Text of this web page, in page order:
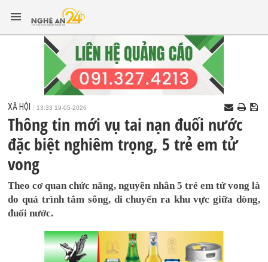
XÃ HỘI 13:33 19-05-2026
Thông tin mới vụ tai nạn đuối nước
đặc biệt nghiêm trọng, 5 trẻ em tử
vong
Theo cơ quan chức năng, nguyên nhân 5 trẻ em tử vong là
do quá trình tắm sông, di chuyển ra khu vực giữa dòng,
đuối nước.